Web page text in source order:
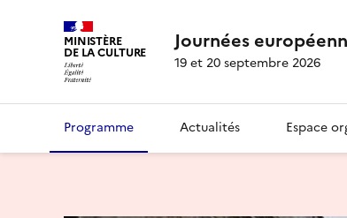
MINISTÈRE
DE LA CULTURE Journées
19 et 20 septembre 2026
Programme Actualités Espace